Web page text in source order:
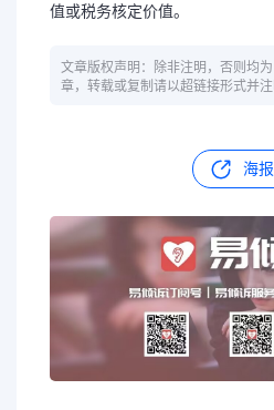
值或税务核定价值。
文章版权声明：除非注明，否则均
章，转载或复制请以超链接形式并注
海报